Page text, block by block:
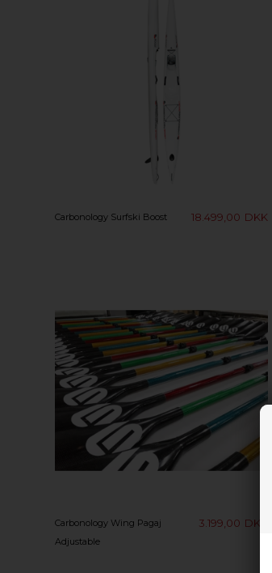
Carbonology Surfski Boost 18.499,00 DKK
Carbonology Wing Pagaj
Adjustable
3.199,00 DKK